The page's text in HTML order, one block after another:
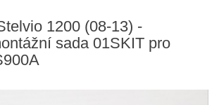
1200 (08-13) -
sada 01SKIT pro